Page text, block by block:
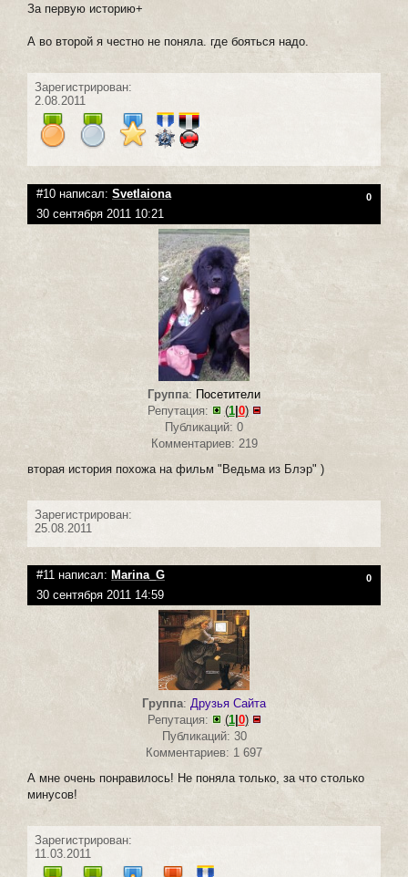
За первую историю+
А во второй я честно не поняла. где бояться надо.
Зарегистрирован:
2.08.2011
#10 написал: Svetlaiona 0
30 сентября 2011 10:21
Группа: Посетители
Репутация:
(1| 0)
Публикаций: 0
Комментариев: 219
вторая история похожа на фильм "Ведьма из Блэр" )
Зарегистрирован:
25.08.2011
#11 написал: Marina_G 0
30 сентября 2011 14:59
Группа: Друзья Сайта
Репутация:
(1| 0)
Публикаций: 30
Комментариев: 1 697
А мне очень понравилось! Не поняла только, за что столько
минусов!
Зарегистрирован:
11.03.2011